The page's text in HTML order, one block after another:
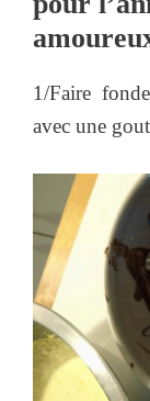
1/Faire
avec une